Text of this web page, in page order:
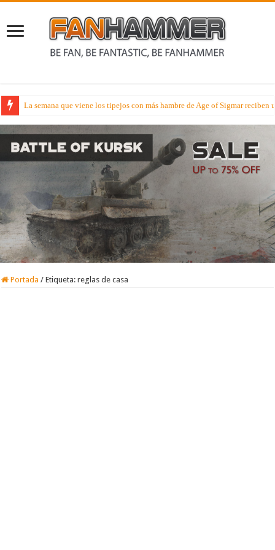
Lectura Veraniega – Hoy disfruta de la novela Señores de la Lanza en
Portada / Etiqueta:reglas de casa